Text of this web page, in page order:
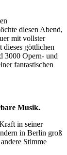
diesen Abend,
mit vollster
göttlichen
3000 Opern- und
fantastischen
Musik.
in seiner
in Berlin groß
Stimme